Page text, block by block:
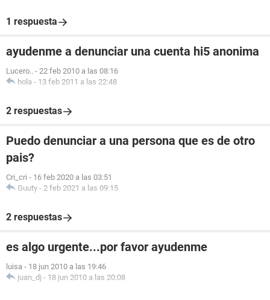
1 respuesta
ayudenme a denunciar una cuenta hi5 anonima
Lucero.. - 22 feb 2010 a las 08:16
hola - 13 feb 2011 a las 22:48
2 respuestas
Puedo denunciar a una persona que es de otro
pais?
Cri_cri - 16 feb 2020 a las 03:51
Guuty - 2 feb 2021 a las 09:15
2 respuestas
es algo urgente...por favor ayudenme
luisa - 18 jun 2010 a las 19:46
juan_dj - 18 jun 2010 a las 20:08